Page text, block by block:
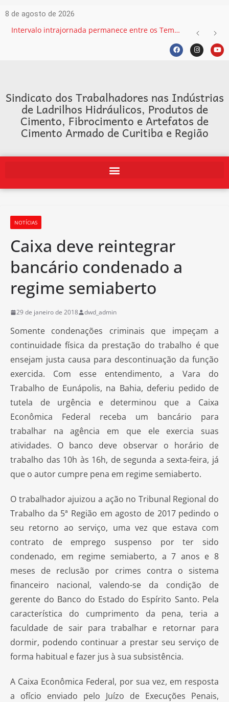
8 de agosto de 2026
Intervalo intrajornada permanece entre os Temas mais recorrentes na Justiça do Trabalho e exige atenção das empresas
Sindicato dos Trabalhadores nas Indústrias
de Ladrilhos Hidráulicos, Produtos de
Cimento, Fibrocimento e Artefatos de
Cimento Armado de Curitiba e Região
NOTÍCIAS
Caixa deve reintegrar
bancário condenado a
regime semiaberto
29 de janeiro de 2018 dwd_admin
Somente condenações criminais que impeçam a
continuidade física da prestação do trabalho é que
ensejam justa causa para descontinuação da função
exercida. Com esse entendimento, a Vara do
Trabalho de Eunápolis, na Bahia, deferiu pedido de
tutela de urgência e determinou que a Caixa
Econômica Federal receba um bancário para
trabalhar na agência em que ele exercia suas
atividades. O banco deve observar o horário de
trabalho das 10h às 16h, de segunda a sexta-feira, já
que o autor cumpre pena em regime semiaberto.
O trabalhador ajuizou a ação no Tribunal Regional do
Trabalho da 5ª Região em agosto de 2017 pedindo o
seu retorno ao serviço, uma vez que estava com
contrato de emprego suspenso por ter sido
condenado, em regime semiaberto, a 7 anos e 8
meses de reclusão por crimes contra o sistema
financeiro nacional, valendo-se da condição de
gerente do Banco do Estado do Espírito Santo. Pela
característica do cumprimento da pena, teria a
faculdade de sair para trabalhar e retornar para
dormir, podendo continuar a prestar seu serviço de
forma habitual e fazer jus à sua subsistência.
A Caixa Econômica Federal, por sua vez, em resposta
a ofício enviado pelo Juízo de Execuções Penais,